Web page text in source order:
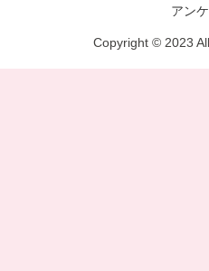
アン
Copyright © 2023